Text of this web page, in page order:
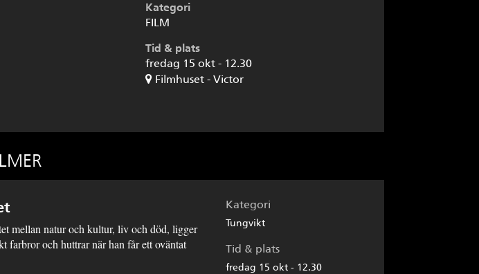
Kategori
FILM
Tid & plats
fredag 15 okt - 12.30
Filmhuset - Victor
Kategori
Tungvikt
Tid & plats
fredag 15 okt - 12.30
mellan natur och kultur, liv och död, ligger
farbror och huttrar när han får ett oväntat